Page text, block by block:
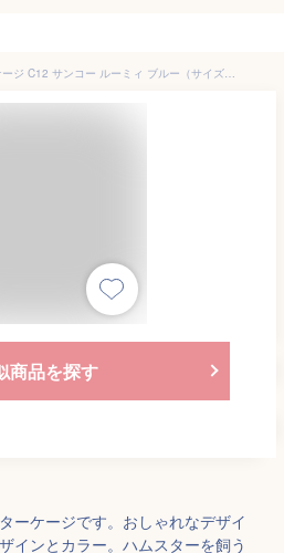
【送料無料】ハムスター ケージ C12 サンコー ルーミィ ブルー（サイズ：W470xD320xH275mm） ★
商品を探す
ーケージです。おしゃれなデザイ
インとカラー。ハムスターを飼う